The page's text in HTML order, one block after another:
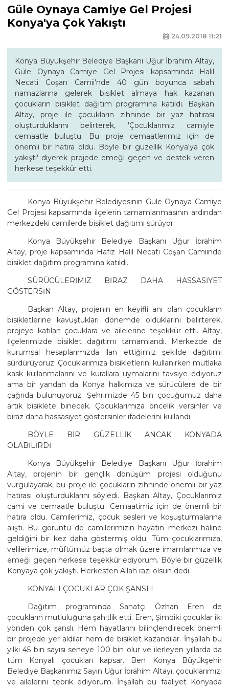
Güle Oynaya Camiye Gel Projesi
Konya'ya Çok Yakıştı
24.09.2018 11:21
Konya Büyükşehir Belediye Başkanı Uğur İbrahim Altay,
Güle Oynaya Camiye Gel Projesi kapsamında Halil
Necati Coşan Camii'nde 40 gün boyunca sabah
namazlarına gelerek bisiklet almaya hak kazanan
çocukların bisiklet dağıtım programına katıldı. Başkan
Altay, proje ile çocukların zihninde bir yaz hatırası
oluşturduklarını belirterek, 'Çocuklarımız camiyle
cemaatle buluştu. Bu proje cemaatlerimiz için de
önemli bir hatıra oldu. Böyle bir güzellik Konya'ya çok
yakıştı' diyerek projede emeği geçen ve destek veren
herkese teşekkür etti.
Konya Büyükşehir Belediyesinin Güle Oynaya Camiye
Gel Projesi kapsamında ilçelerin tamamlanmasının ardından
merkezdeki camilerde bisiklet dağıtımı sürüyor.
Konya Büyükşehir Belediye Başkanı Uğur İbrahim
Altay, proje kapsamında Hafız Halil Necati Coşan Camiinde
bisiklet dağıtım programına katıldı.
SÜRÜCÜLERİMİZ BİRAZ DAHA HASSASİYET
GÖSTERSİN
Başkan Altay, projenin en keyifli anı olan çocukların
bisikletlerine kavuştukları dönemde olduklarını belirterek,
projeye katılan çocuklara ve ailelerine teşekkür etti. Altay,
İlçelerimizde bisiklet dağıtımı tamamlandı. Merkezde de
kurumsal hesaplarımızda ilan ettiğimiz şekilde dağıtımı
sürdürüyoruz. Çocuklarımıza bisikletlerini kullanırken mutlaka
kask kullanmalarını ve kurallara uymalarını tavsiye ediyoruz
ama bir yandan da Konya halkımıza ve sürücülere de bir
çağrıda bulunuyoruz. Şehrimizde 45 bin çocuğumuz daha
artık bisiklete binecek. Çocuklarımıza öncelik versinler ve
biraz daha hassasiyet göstersinler ifadelerini kullandı.
BÖYLE BİR GÜZELLİK ANCAK KONYADA
OLABİLİRDİ
Konya Büyükşehir Belediye Başkanı Uğur İbrahim
Altay, projenin bir gençlik dönüşüm projesi olduğunu
vurgulayarak, bu proje ile çocukların zihninde önemli bir yaz
hatırası oluşturduklarını söyledi. Başkan Altay, Çocuklarımız
cami ve cemaatle buluştu. Cemaatimiz için de önemli bir
hatıra oldu. Camilerimiz, çocuk sesleri ve koşuşturmalarına
alıştı. Bu görüntü de camilerimizin hayatın merkezi haline
geldiğini bir kez daha göstermiş oldu. Tüm çocuklarımıza,
velilerimize, müftümüz başta olmak üzere imamlarımıza ve
emeği geçen herkese teşekkür ediyorum. Böyle bir güzellik
Konyaya çok yakıştı. Herkesten Allah razı olsun dedi.
KONYALI ÇOCUKLAR ÇOK ŞANSLI
Dağıtım programında Sanatçı Özhan Eren de
çocukların mutluluğuna şahitlik etti. Eren, Şimdiki çocuklar iki
yönden çok şanslı. Hem hayatlarını bilinçlendirecek önemli
bir projede yer aldılar hem de bisiklet kazandılar. İnşallah bu
yılki 45 bin sayısı seneye 100 bin olur ve ilerleyen yıllarda da
tüm Konyalı çocukları kapsar. Ben Konya Büyükşehir
Belediye Başkanımız Sayın Uğur İbrahim Altayı, çocuklarımızı
ve ailelerini tebrik ediyorum. İnşallah bu faaliyet Konyada